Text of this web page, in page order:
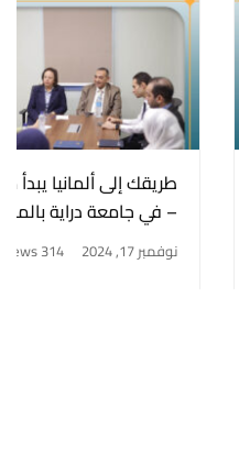
طريقك إلى ألمانيا يبدأ
– في جامعة دراية بالمنيا
الجديدة!
نوفمبر 17, 2024 314 views